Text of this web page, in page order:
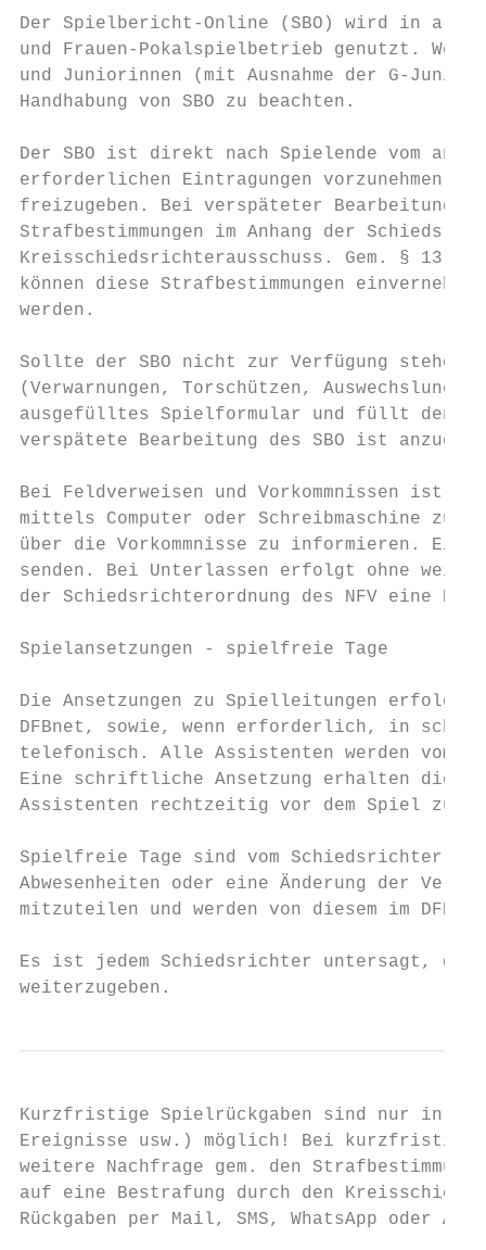
Der Spielbericht-Online (SBO) wird in
und Frauen-Pokalspielbetrieb genutzt.
und Juniorinnen (mit Ausnahme der G-
Handhabung von SBO zu beachten.
Der SBO ist direkt nach Spielende vom
erforderlichen Eintragungen vorzunehmen
freizugeben. Bei verspäteter Bearbeitung
Strafbestimmungen im Anhang der
Kreisschiedsrichterausschuss. Gem. § 13
können diese Strafbestimmungen
werden.
Sollte der SBO nicht zur Verfügung
(Verwarnungen, Torschützen,
ausgefülltes Spielformular und füllt den
verspätete Bearbeitung des SBO ist
Bei Feldverweisen und Vorkommnissen
mittels Computer oder Schreibmaschine zu
über die Vorkommnisse zu informieren.
senden. Bei Unterlassen erfolgt ohne
der Schiedsrichterordnung des NFV eine
Spielansetzungen - spielfreie Tage
Die Ansetzungen zu Spielleitungen
DFBnet, sowie, wenn erforderlich, in
telefonisch. Alle Assistenten werden vom
Eine schriftliche Ansetzung erhalten die
Assistenten rechtzeitig vor dem Spiel zu
Spielfreie Tage sind vom Schiedsrichter
Abwesenheiten oder eine Änderung der
mitzuteilen und werden von diesem im
Es ist jedem Schiedsrichter untersagt, die
weiterzugeben.
Kurzfristige Spielrückgaben sind nur in
Ereignisse usw.) möglich! Bei kurzfristigen
weitere Nachfrage gem. den
auf eine Bestrafung durch den
Rückgaben per Mail, SMS, WhatsApp oder AB.